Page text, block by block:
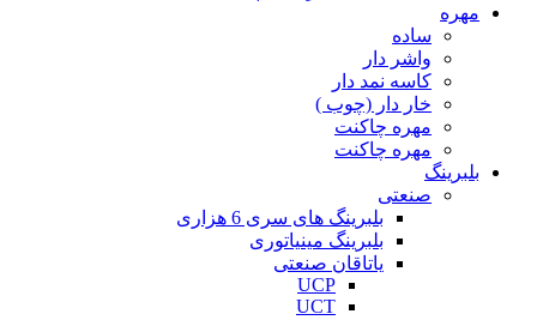
مهره
ساده
واشر دار
کاسه نمد دار
خار دار (چوب )
مهره چاکنت
مهره چاکنت
بلبرینگ
صنعتی
بلبرینگ های سری 6 هزاری
بلبرینگ مینیاتوری
یاتاقان صنعتی
UCP
UCT